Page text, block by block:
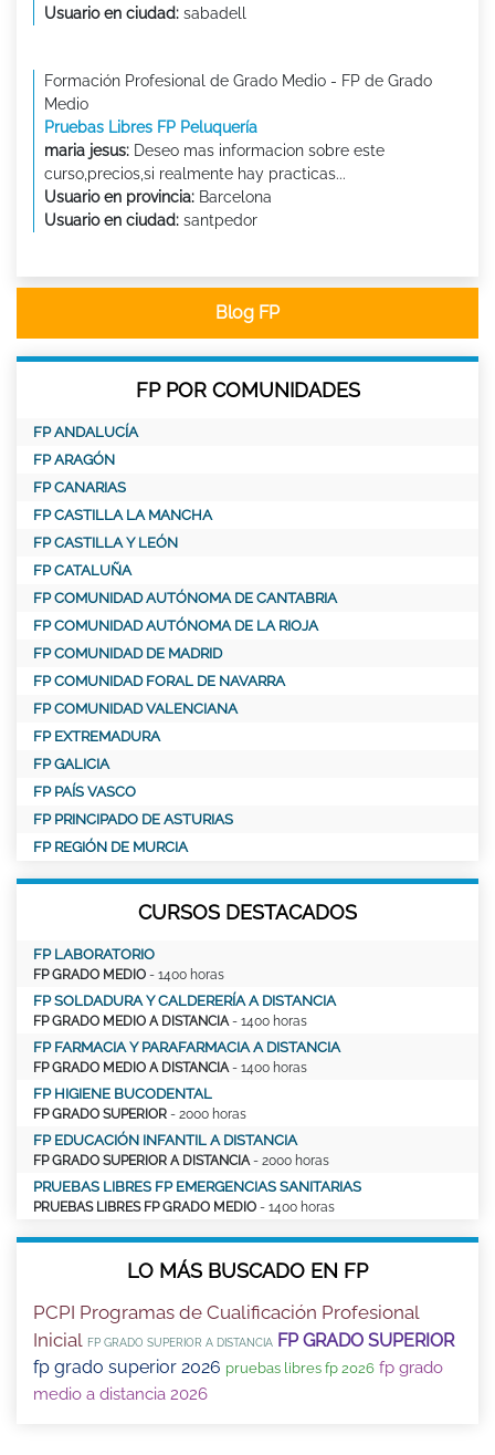
Usuario en ciudad: sabadell
Formación Profesional de Grado Medio - FP de Grado
Medio
Pruebas Libres FP Peluquería
maria jesus: Deseo mas informacion sobre este
curso,precios,si realmente hay practicas...
Usuario en provincia: Barcelona
Usuario en ciudad: santpedor
Blog FP
FP POR COMUNIDADES
FP ANDALUCÍA
FP ARAGÓN
FP CANARIAS
FP CASTILLA LA MANCHA
FP CASTILLA Y LEÓN
FP CATALUÑA
FP COMUNIDAD AUTÓNOMA DE CANTABRIA
FP COMUNIDAD AUTÓNOMA DE LA RIOJA
FP COMUNIDAD DE MADRID
FP COMUNIDAD FORAL DE NAVARRA
FP COMUNIDAD VALENCIANA
FP EXTREMADURA
FP GALICIA
FP PAÍS VASCO
FP PRINCIPADO DE ASTURIAS
FP REGIÓN DE MURCIA
CURSOS DESTACADOS
FP LABORATORIO
FP GRADO MEDIO - 1400 horas
FP SOLDADURA Y CALDERERÍA A DISTANCIA
FP GRADO MEDIO A DISTANCIA - 1400 horas
FP FARMACIA Y PARAFARMACIA A DISTANCIA
FP GRADO MEDIO A DISTANCIA - 1400 horas
FP HIGIENE BUCODENTAL
FP GRADO SUPERIOR - 2000 horas
FP EDUCACIÓN INFANTIL A DISTANCIA
FP GRADO SUPERIOR A DISTANCIA - 2000 horas
PRUEBAS LIBRES FP EMERGENCIAS SANITARIAS
PRUEBAS LIBRES FP GRADO MEDIO - 1400 horas
LO MÁS BUSCADO EN FP
PCPI Programas de Cualificación Profesional
Inicial
FP GRADO SUPERIOR A DISTANCIA FP GRADO SUPERIOR
fp grado superior 2026 pruebas libres fp 2026 fp grado
medio a distancia 2026